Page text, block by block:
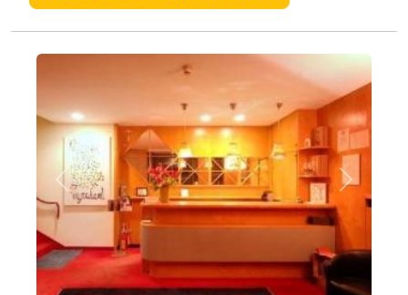
Zurück Weiter